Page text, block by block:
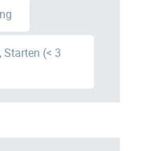
(< 3